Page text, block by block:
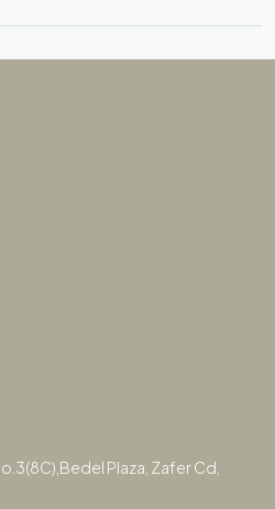
Plaza, Zafer Cd,